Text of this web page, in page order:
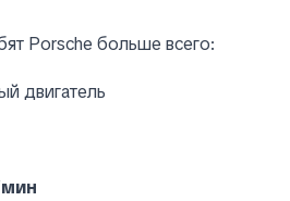
Porsche больше всего:
двигатель